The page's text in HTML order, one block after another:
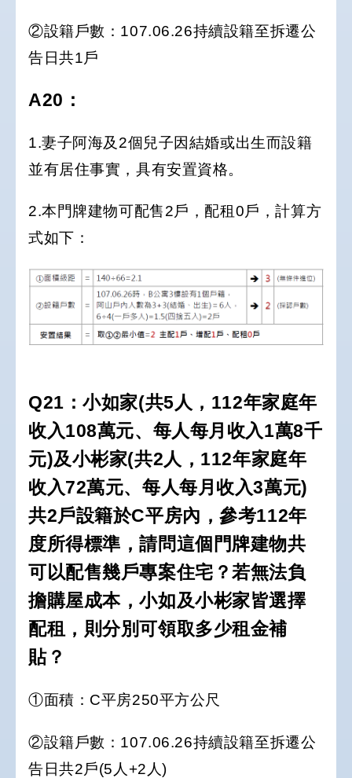
②設籍戶數：107.06.26持續設籍至拆遷公
告日共1戶
A20：
1.妻子阿海及2個兒子因結婚或出生而設籍
並有居住事實，具有安置資格。
2.本門牌建物可配售2戶，配租0戶，計算方
式如下：
Q21：小如家(共5人，112年家庭年
收入108萬元、每人每月收入1萬8千
元)及小彬家(共2人，112年家庭年
收入72萬元、每人每月收入3萬元)
共2戶設籍於C平房內，參考112年
度所得標準，請問這個門牌建物共
可以配售幾戶專案住宅？若無法負
擔購屋成本，小如及小彬家皆選擇
配租，則分別可領取多少租金補
貼？
①面積：C平房250平方公尺
②設籍戶數：107.06.26持續設籍至拆遷公
告日共2戶(5人+2人)